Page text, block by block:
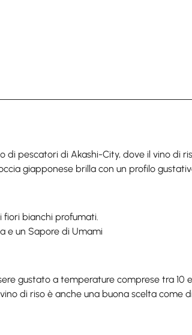
di pescatori di Akashi-City, dove il vino di
giapponese brilla con un profilo
bianchi profumati.
e un Sapore di Umami
gustato a temperature comprese tra
di riso è anche una buona scelta come